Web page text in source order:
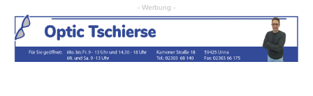
- Werbung -